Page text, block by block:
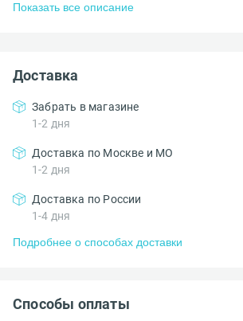
Показать все описание
Доставка
Забрать в магазине
1-2 дня
Доставка по Москве и МО
1-2 дня
Доставка по России
1-4 дня
Подробнее о способах доставки
Способы оплаты